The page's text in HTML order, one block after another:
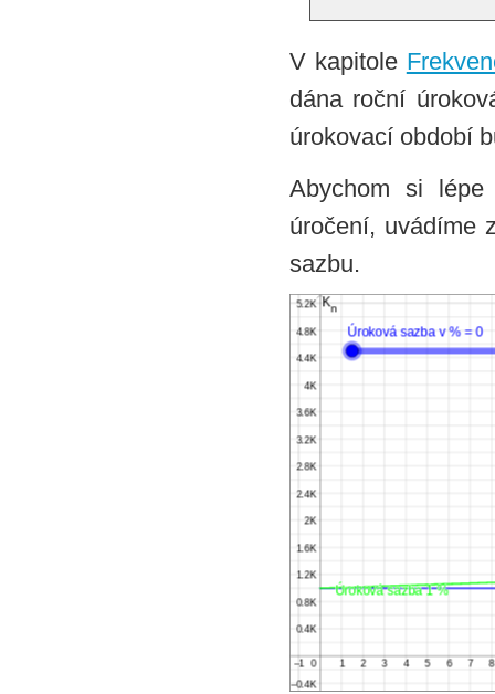
V kapitole
dána roční
úrokovací období
Abychom si lépe
úročení, uvádíme
sazbu.